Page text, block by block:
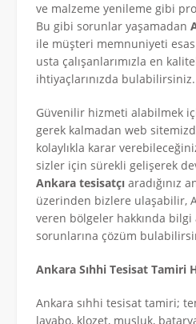
ve malzeme yenileme gibi
Bu gibi sorunlar yaşamadan
ile müşteri memnuniyeti
usta çalışanlarımızla en
ihtiyaçlarınızda bulabilirsiniz.
Güvenilir hizmeti alabilmek
gerek kalmadan web
kolaylıkla karar
sizler için sürekli gelişerek
Ankara tesisatçı aradığınız
üzerinden bizlere ulaşabilir,
veren bölgeler hakkında
sorunlarına çözüm
Ankara Sıhhi Tesisat Tamiri
Ankara sıhhi tesisat tamiri;
lavabo, klozet, musluk,